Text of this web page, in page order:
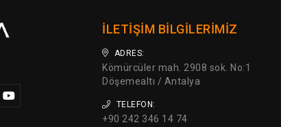
İLETIŞIM BILGILERIMIZ
ADRES:
Kömürcüler mah. 2908 sok. No:1
Döşemealtı / Antalya
TELEFON:
+90 242 346 14 74